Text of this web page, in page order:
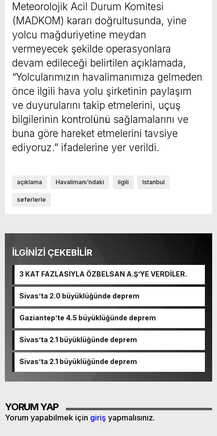
Meteorolojik Acil Durum Komitesi
(MADKOM) kararı doğrultusunda, yine
yolcu mağduriyetine meydan
vermeyecek şekilde operasyonlara
devam edileceği belirtilen açıklamada,
“Yolcularımızın havalimanımıza gelmeden
önce ilgili hava yolu şirketinin paylaşım
ve duyurularını takip etmelerini, uçuş
bilgilerinin kontrolünü sağlamalarını ve
buna göre hareket etmelerini tavsiye
ediyoruz.” ifadelerine yer verildi.
açıklama Havalimanı'ndaki ilgili Istanbul
seferlerle
İLGİNİZİ ÇEKEBİLİR
3 KAT FAZLASIYLA ÖZBELSAN A.Ş’YE VERDİLER.
Sivas’ta 2.0 büyüklüğünde deprem
Gaziantep’te 4.5 büyüklüğünde deprem
Sivas’ta 2.1 büyüklüğünde deprem
Sivas’ta 2.1 büyüklüğünde deprem
YORUM YAP
Yorum yapabilmek için giriş yapmalısınız.